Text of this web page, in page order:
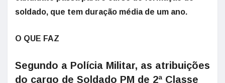
soldado, que tem duração média de um ano.
O QUE FAZ
Segundo a Polícia Militar, as atribuições
do cargo de Soldado PM de 2ª Classe